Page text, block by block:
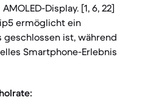
Display. [1, 6, 22]
ermöglicht ein
geschlossen ist, während
Smartphone-Erlebnis